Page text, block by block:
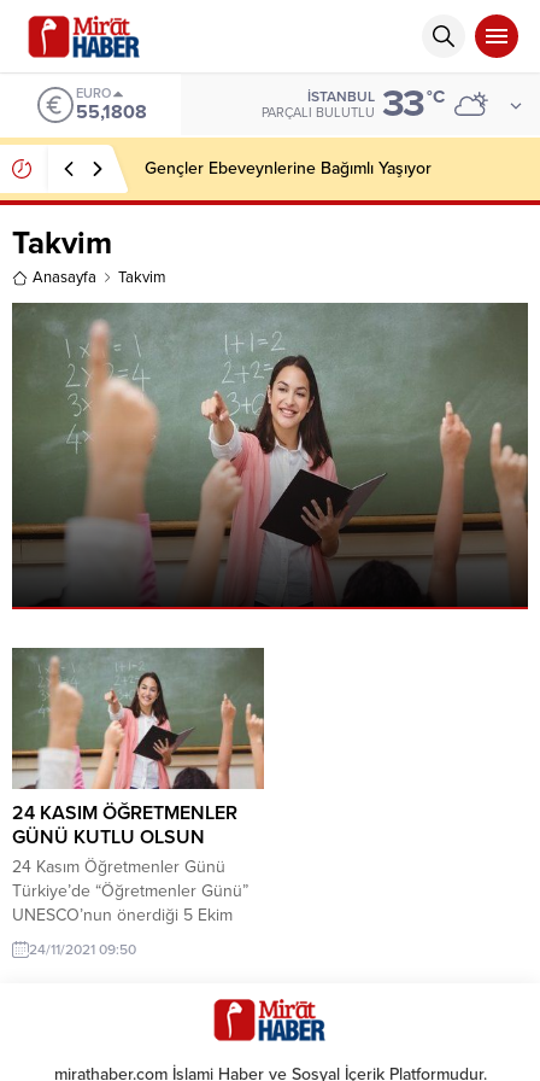
EURO
55,1808
İSTANBUL
PARÇALI BULUTLU 33°C
Gençler Ebeveynlerine Bağımlı Yaşıyor
Takvim
Anasayfa Takvim
24 KASIM ÖĞRETMENLER
GÜNÜ KUTLU OLSUN
24 Kasım Öğretmenler Günü
Türkiye’de “Öğretmenler Günü”
UNESCO’nun önerdiği 5 Ekim
tarihten daha önceye dayanır.
Öğretmenlerin haklarını ve
şekilde yer veren Öğretmenlerin
Statüsü Hükümetlerarası Özel
Konferansı’nın yıldönümü olan 5
24/11/2021 09:50
mirathaber.com İslami Haber ve Sosyal İçerik Platformudur.